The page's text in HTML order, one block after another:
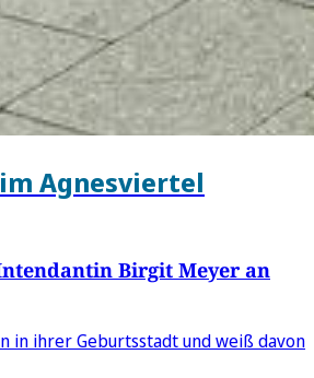
Agnesviertel
Birgit Meyer an
in ihrer Geburtsstadt und weiß davon